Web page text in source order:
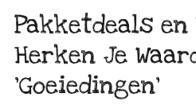
Pakketdeals en
Herken Je
‘Goeiedingen’